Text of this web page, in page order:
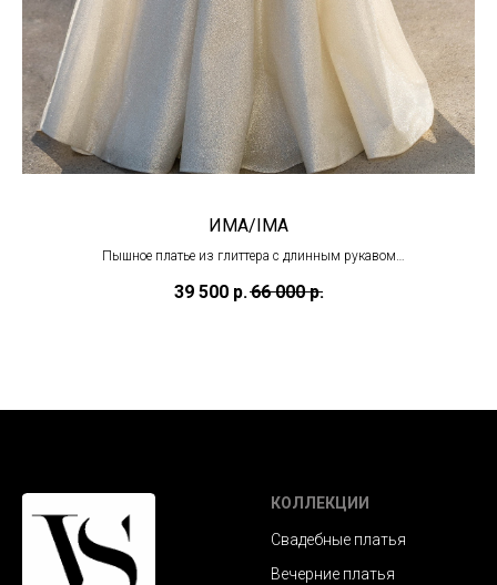
ИМА/IMA
Пышное платье из глиттера с длинным рукавом
39 500 р.66 000 р.
КОЛЛЕКЦИИ
Свадебные платья
Вечерние платья